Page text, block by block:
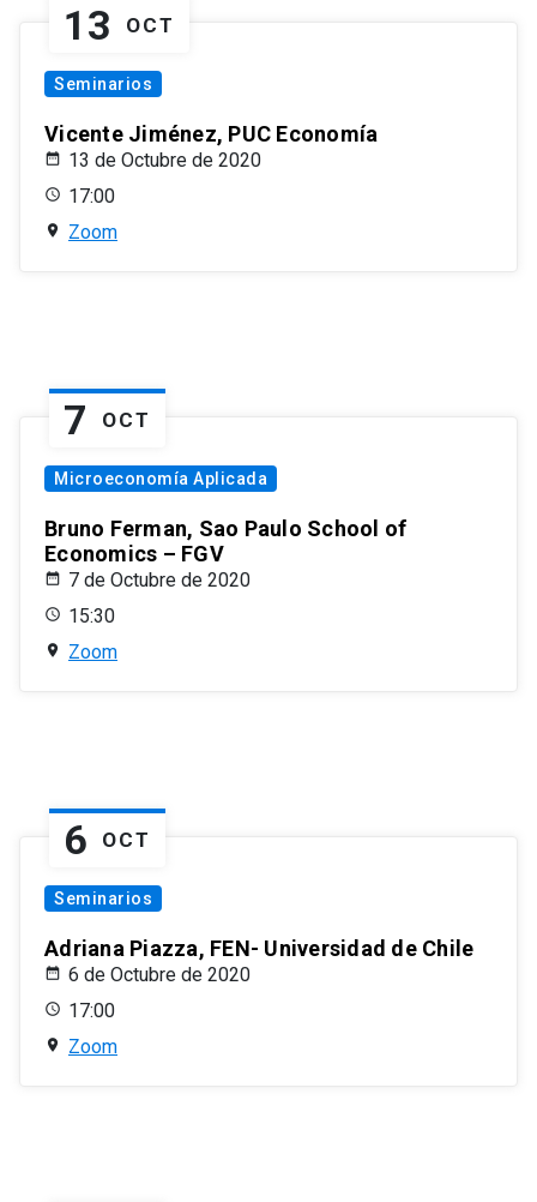
13 OCT
Seminarios
Vicente Jiménez, PUC Economía
13 de Octubre de 2020
17:00
Zoom
7 OCT
Microeconomía Aplicada
Bruno Ferman, Sao Paulo School of
Economics – FGV
7 de Octubre de 2020
15:30
Zoom
6 OCT
Seminarios
Adriana Piazza, FEN- Universidad de Chile
6 de Octubre de 2020
17:00
Zoom